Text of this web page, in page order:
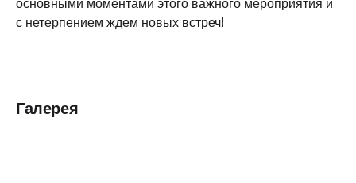
основными моментами этого важного мероприятия и
с нетерпением ждем новых встреч!
Галерея